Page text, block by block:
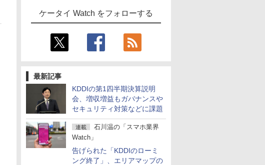
ケータイ Watch をフォローする
最新記事
KDDIの第1四半期決算説明
会、増収増益もガバナンスや
セキュリティ対策などに課題
連載
石川温の「スマホ業界
Watch」
告げられた「KDDIのローミ
ング終了」、エリアマップの